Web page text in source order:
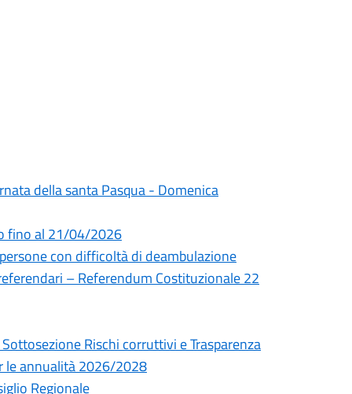
della santa Pasqua - Domenica
fino al 21/04/2026
con difficoltà di deambulazione
– Referendum Costituzionale 22
Rischi corruttivi e Trasparenza
le annualità 2026/2028
Regionale